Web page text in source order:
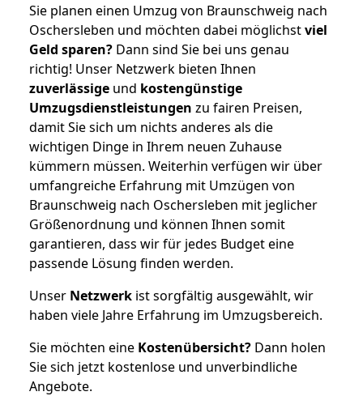
Sie planen einen Umzug von Braunschweig nach
Oschersleben und möchten dabei möglichstviel
Geld sparen? Dann sind Sie bei uns genau
richtig! Unser Netzwerk bieten Ihnen
zuverlässige und kostengünstige
Umzugsdienstleistungen zu fairen Preisen,
damit Sie sich um nichts anderes als die
wichtigen Dinge in Ihrem neuen Zuhause
kümmern müssen. Weiterhin verfügen wir über
umfangreiche Erfahrung mit Umzügen von
Braunschweig nach Oschersleben mit jeglicher
Größenordnung und können Ihnen somit
garantieren, dass wir für jedes Budget eine
passende Lösung finden werden.
Unser Netzwerk ist sorgfältig ausgewählt, wir
haben viele Jahre Erfahrung im Umzugsbereich.
Sie möchten eine Kostenübersicht? Dann holen
Sie sich jetzt kostenlose und unverbindliche
Angebote.